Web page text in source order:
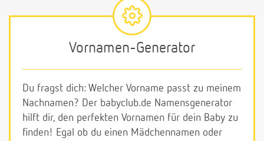
Vornamen-Generator
Du fragst dich: Welcher Vorname passt zu meinem
Nachnamen? Der babyclub.de Namensgenerator
hilft dir, den perfekten Vornamen für dein Baby zu
finden! Egal ob du einen Mädchennamen oder